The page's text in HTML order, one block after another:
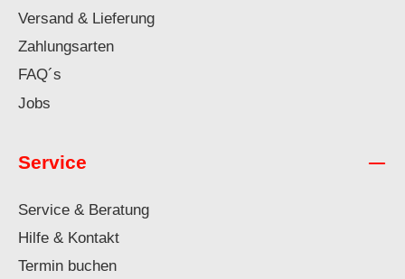
Versand & Lieferung
Zahlungsarten
FAQ´s
Jobs
Service
Service & Beratung
Hilfe & Kontakt
Termin buchen